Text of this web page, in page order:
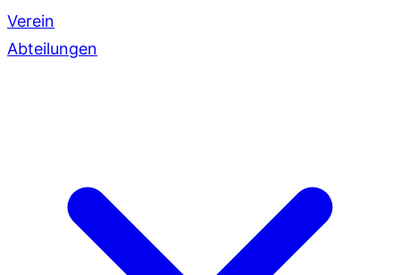
Verein
Abteilungen